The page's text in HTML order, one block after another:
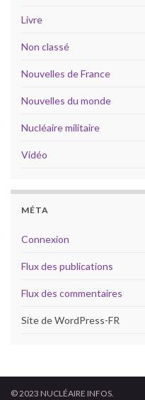
Livre
Non classé
Nouvelles de France
Nouvelles du monde
Nucléaire militaire
Vidéo
MÉTA
Connexion
Flux des publications
Flux des commentaires
Site de WordPress-FR
© 2023 NUCLÉAIRE INFOS.